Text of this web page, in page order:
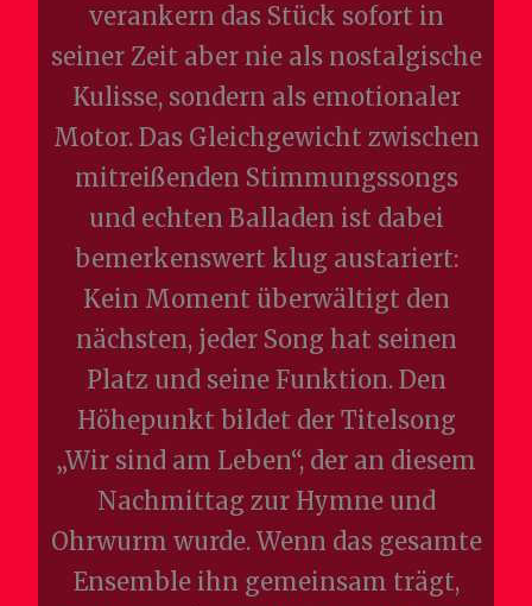
verankern das Stück sofort in
seiner Zeit aber nie als nostalgische
Kulisse, sondern als emotionaler
Motor. Das Gleichgewicht zwischen
mitreißenden Stimmungssongs
und echten Balladen ist dabei
bemerkenswert klug austariert:
Kein Moment überwältigt den
nächsten, jeder Song hat seinen
Platz und seine Funktion. Den
Höhepunkt bildet der Titelsong
„Wir sind am Leben“, der an diesem
Nachmittag zur Hymne und
Ohrwurm wurde. Wenn das gesamte
Ensemble ihn gemeinsam trägt,